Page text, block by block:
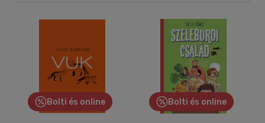
Bolti és online Bolti és online